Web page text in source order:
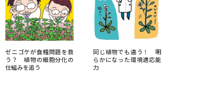
ら探す
ゼニゴケが食糧問題を救
う？ 植物の細胞分化の
仕組みを追う
同じ植物でも違う！ 明
らかになった環境適応能
力